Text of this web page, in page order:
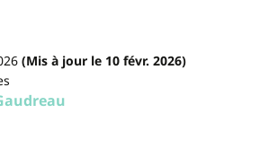
(Mis à jour le 10 févr. 2026)